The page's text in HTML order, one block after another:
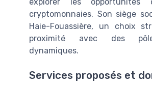
cryptomonnaies. Son siège
Haie-Fouassière, un choix
proximité avec des
dynamiques.
Services proposés et